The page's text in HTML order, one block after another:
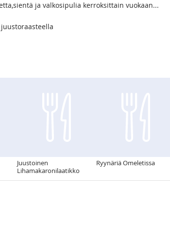
ja valkosipulia kerroksittain vuokaan...
Juustoinen
Lihamakaronilaatikko
Ryynäriä Omeletissa